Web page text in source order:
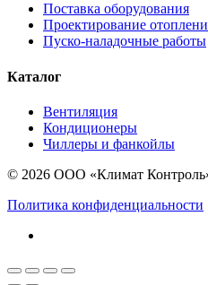
Поставка оборудования
Проектирование
Пуско-наладочные работы
Каталог
Вентиляция
Кондиционеры
Чиллеры и фанкойлы
© 2026 ООО «Климат
Политика конфиденциальности